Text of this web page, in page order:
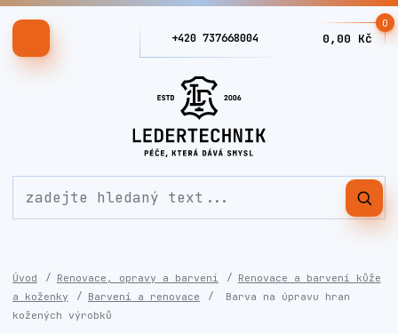
+420 737668004
0
0,00 Kč
Úvod Renovace, opravy a barvení
Renovace a barvení kůže
a koženky
Barvení a renovace
Barva na úpravu hran
kožených výrobků